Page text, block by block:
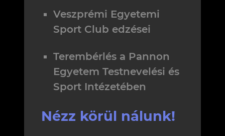
Veszprémi Egyetemi
Sport Club edzései
Terembérlés a Pannon
Egyetem Testnevelési és
Sport Intézetében
Nézz körül nálunk!